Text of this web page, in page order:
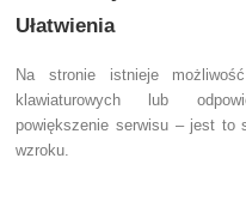
Ułatwienia
Na stronie istnieje
klawiaturowych lub
powiększenie serwisu – jest to
wzroku.